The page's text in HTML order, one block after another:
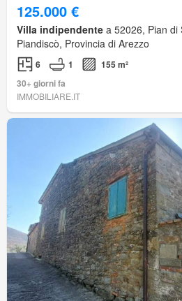
125.000 €
Villa indipendente a 52026, Pian di
Piandiscò, Provincia di Arezzo
6 1
155 m²
30+ giorni fa
IMMOBILIARE.IT